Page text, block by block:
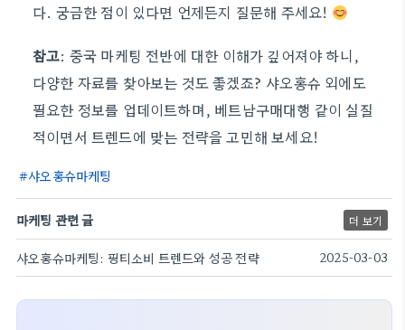
다. 궁금한 점이 있다면 언제든지 질문해 주세요!
참고: 중국 마케팅 전반에 대한 이해가 깊어져야 하니,
다양한 자료를 찾아보는 것도 좋겠죠? 샤오홍슈 외에도
필요한 정보를 업데이트하며, 베트남구매대행 같이 실질
적이면서 트렌드에 맞는 전략을 고민해 보세요!
샤오홍슈마케팅
마케팅 관련 글 더 보기
샤오홍슈마케팅: 핑티소비 트렌드와 성공 전략 2025-03-03